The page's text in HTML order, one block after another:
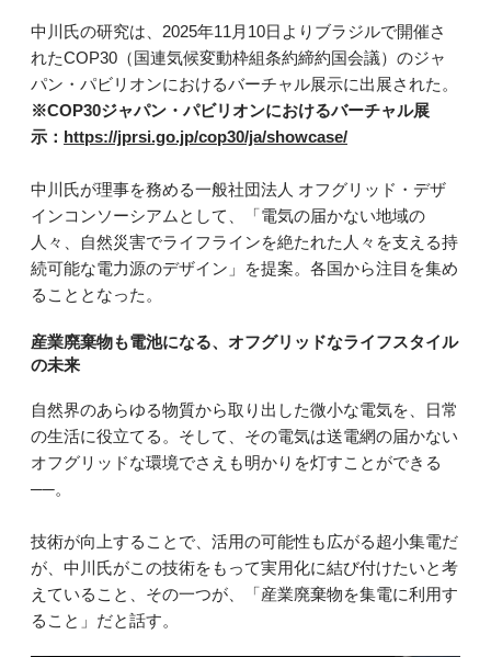
中川氏の研究は、2025年11月10日よりブラジルで開催さ
れたCOP30（国連気候変動枠組条約締約国会議）のジャ
パン・パビリオンにおけるバーチャル展示に出展された。
※COP30ジャパン・パビリオンにおけるバーチャル展
示： https://jprsi.go.jp/cop30/ja/showcase/
中川氏が理事を務める一般社団法人 オフグリッド・デザ
インコンソーシアムとして、「電気の届かない地域の
人々、自然災害でライフラインを絶たれた人々を支える持
続可能な電力源のデザイン」を提案。各国から注目を集め
ることとなった。
産業廃棄物も電池になる、オフグリッドなライフスタイル
の未来
自然界のあらゆる物質から取り出した微小な電気を、日常
の生活に役立てる。そして、その電気は送電網の届かない
オフグリッドな環境でさえも明かりを灯すことができる
──。
技術が向上することで、活用の可能性も広がる超小集電だ
が、中川氏がこの技術をもって実用化に結び付けたいと考
えていること、その一つが、「産業廃棄物を集電に利用す
ること」だと話す。